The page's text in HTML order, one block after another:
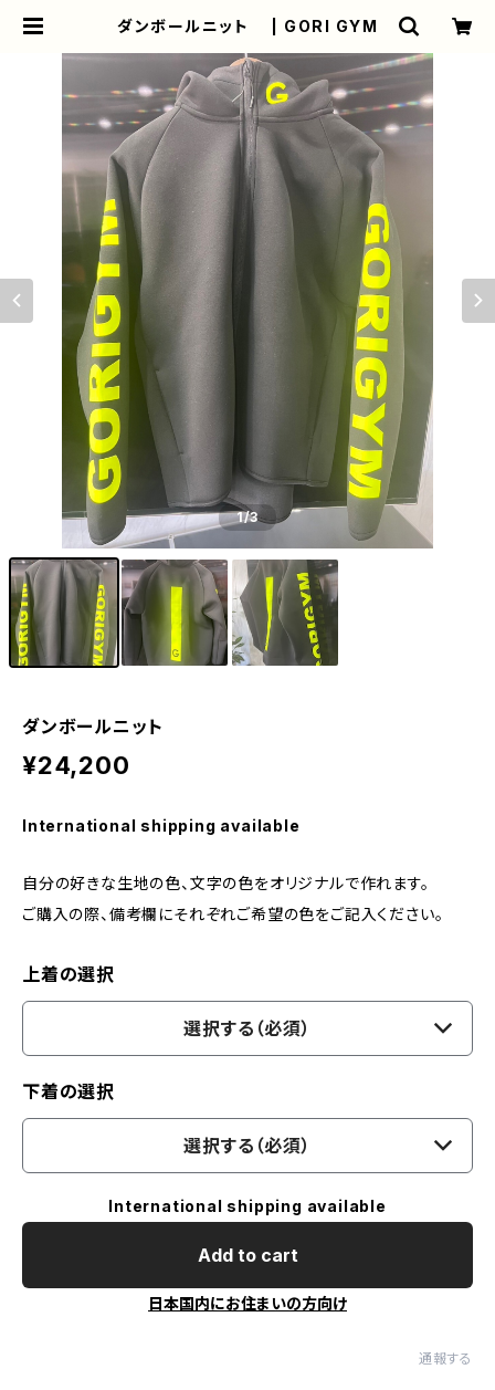
ダンボールニット | GORI GYM
1/3
ダンボールニット
¥24,200
International shipping available
自分の好きな生地の色、文字の色をオリジナルで作れます。
ご購入の際、備考欄にそれぞれご希望の色をご記入ください。
上着の選択
選択する（必須）
下着の選択
選択する（必須）
International shipping available
Add to cart
日本国内にお住まいの方向け
通報する